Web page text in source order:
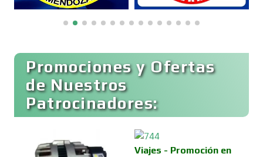
Cafeterías
Cajas de Ahorro
Promociones y Ofertas
de Nuestros
Patrocinadores:
Viajes - Promoción en